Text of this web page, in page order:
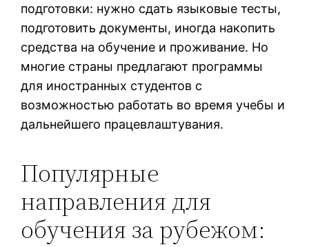
подготовки: нужно сдать языковые тесты,
подготовить документы, иногда накопить
средства на обучение и проживание. Но
многие страны предлагают программы
для иностранных студентов с
возможностью работать во время учебы и
дальнейшего працевлаштувания.
Популярные
направления для
обучения за рубежом: